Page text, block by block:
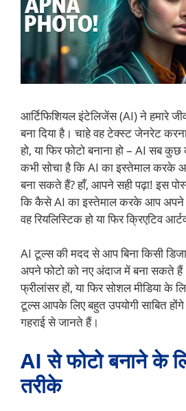
आर्टिफिशियल इंटेलिजेंस (AI) ने हमारे
बना दिया है। चाहे वह टेक्स्ट जेनरेट
हो, या फिर फोटो बनाना हो – AI सब
कभी सोचा है कि AI का इस्तेमाल
बना सकते हैं? हाँ, आपने सही पढ़ा! इस
कि कैसे AI का इस्तेमाल करके आप अपने
वह रियलिस्टिक हो या फिर क्रिएटिव
AI टूल्स की मदद से आप बिना किसी
अपने फोटो को नए अंदाज में बना सकते
फ्रीलांसर हों, या फिर सोशल मीडिया के
टूल्स आपके लिए बहुत उपयोगी साबित
गहराई से जानते हैं।
AI से फोटो बनाने के
तरीके